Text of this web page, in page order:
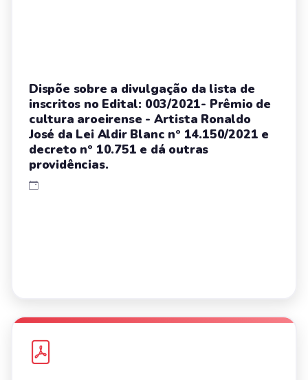
Dispõe sobre a divulgação da lista de
inscritos no Edital: 003/2021- Prêmio de
cultura aroeirense - Artista Ronaldo
José da Lei Aldir Blanc nº 14.150/2021 e
decreto nº 10.751 e dá outras
providências.